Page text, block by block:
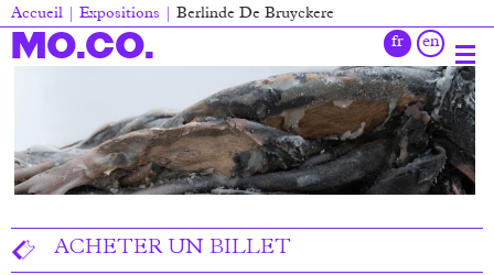
Aller
au
contenu
Fil
Accueil Expositions Berlinde De Bruyckere
MO.CO.
navigation
ACHETER UN BILLET